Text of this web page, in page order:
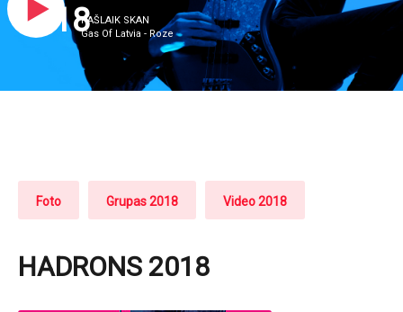
PAŠLAIK SKAN
Gas Of Latvia - Roze
2018
Foto Grupas 2018 Video 2018
HADRONS 2018